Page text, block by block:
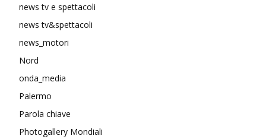
news tv e spettacoli
news tv&spettacoli
news_motori
Nord
onda_media
Palermo
Parola chiave
Photogallery Mondiali